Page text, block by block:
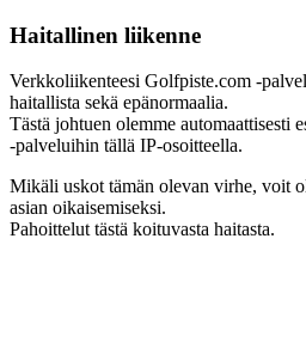
Haitallinen liikenne
Verkkoliikenteesi Golfpiste.com -
haitallista sekä epänormaalia.
Tästä johtuen olemme automaattisesti
-palveluihin tällä IP-osoitteella.
Mikäli uskot tämän olevan virhe, voit
asian oikaisemiseksi.
Pahoittelut tästä koituvasta haitasta.